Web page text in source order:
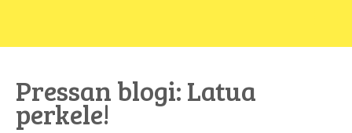
Pressan blogi: Latua
perkele!